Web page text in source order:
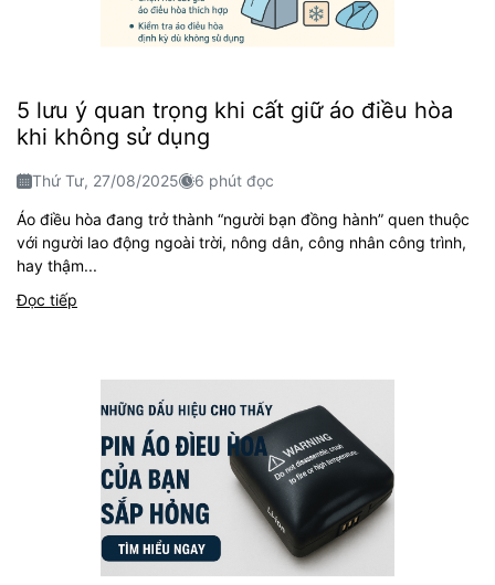
5 lưu ý quan trọng khi cất giữ áo điều hòa
khi không sử dụng
Thứ Tư, 27/08/2025 6 phút đọc
Áo điều hòa đang trở thành “người bạn đồng hành” quen thuộc
với người lao động ngoài trời, nông dân, công nhân công trình,
hay thậm...
Đọc tiếp